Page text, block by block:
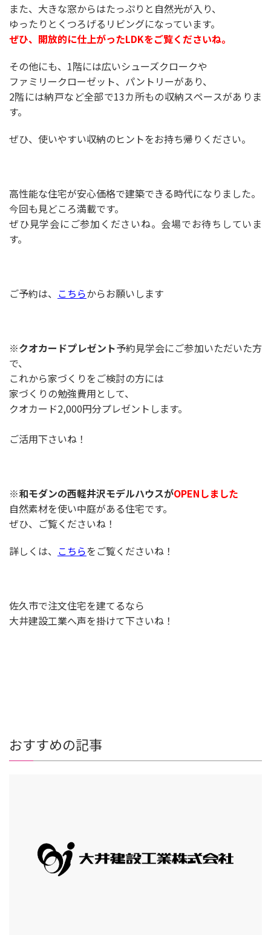
また、大きな窓からはたっぷりと自然光が入り、
ゆったりとくつろげるリビングになっています。
ぜひ、開放的に仕上がったLDKをご覧くださいね。
その他にも、1階には広いシューズクロークや
ファミリークローゼット、パントリーがあり、
2階には納戸など全部で13カ所もの収納スペースがありま
す。
ぜひ、使いやすい収納のヒントをお持ち帰りください。
高性能な住宅が安心価格で建築できる時代になりました。
今回も見どころ満載です。
ぜひ見学会にご参加くださいね。会場でお待ちしていま
す。
ご予約は、 こちらからお願いします
※クオカードプレゼント予約見学会にご参加いただいた方
で、
これから家づくりをご検討の方には
家づくりの勉強費用として、
クオカード2,000円分プレゼントします。
ご活用下さいね！
※和モダンの西軽井沢モデルハウスがOPENしました
自然素材を使い中庭がある住宅です。
ぜひ、ご覧くださいね！
詳しくは、 こちらをご覧くださいね！
佐久市で注文住宅を建てるなら
大井建設工業へ声を掛けて下さいね！
おすすめの記事